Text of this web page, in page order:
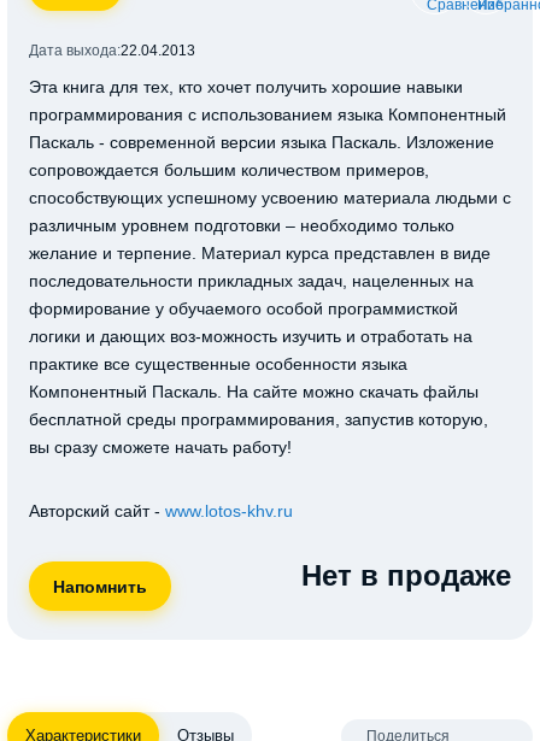
Дата выхода:22.04.2013
Эта книга для тех, кто хочет получить хорошие навыки
программирования с использованием языка Компонентный
Паскаль - современной версии языка Паскаль. Изложение
сопровождается большим количеством примеров,
способствующих успешному усвоению материала людьми с
различным уровнем подготовки – необходимо только
желание и терпение. Материал курса представлен в виде
последовательности прикладных задач, нацеленных на
формирование у обучаемого особой программисткой
логики и дающих воз-можность изучить и отработать на
практике все существенные особенности языка
Компонентный Паскаль. На сайте можно скачать файлы
бесплатной среды программирования, запустив которую,
вы сразу сможете начать работу!
Авторский сайт - www.lotos-khv.ru
Нет в продаже
Характеристики Отзывы Поделиться